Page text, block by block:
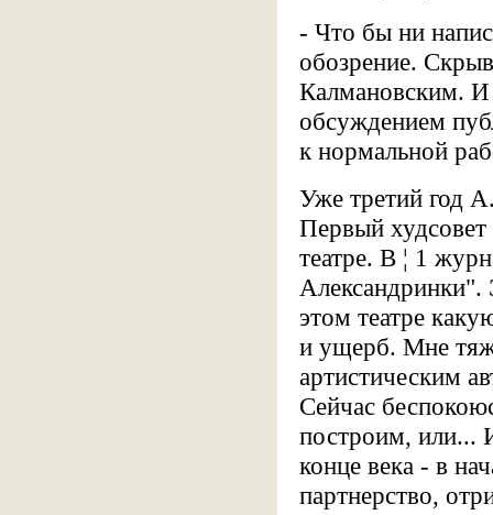
- Что бы ни
обозрение.
Калмановским. И
обсуждением
к нормальной
Уже третий год
Первый худсовет
театре. В ¦ 1
Александринки".
этом театре
и ущерб. Мне
артистическим
Сейчас
построим, или...
конце века - в
партнерство,